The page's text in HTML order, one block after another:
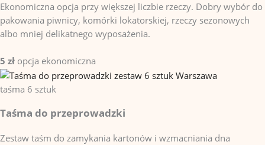
Ekonomiczna opcja przy większej liczbie rzeczy. Dobry wybór do
pakowania piwnicy, komórki lokatorskiej, rzeczy sezonowych
albo mniej delikatnego wyposażenia.
5 zł opcja ekonomiczna
taśma 6 sztuk
Taśma do przeprowadzki
Zestaw taśm do zamykania kartonów i wzmacniania dna